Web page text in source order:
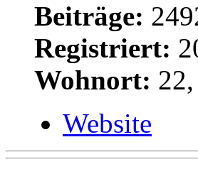
Beiträge:
Registriert:
Wohnort:
Website